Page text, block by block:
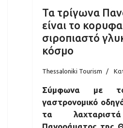
Τα τρίγωνα
είναι το
σιροπιαστό
κόσμο
Thessaloniki Tourism
Σύμφωνα με
γαστρονομικό
τα